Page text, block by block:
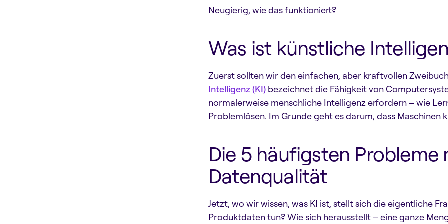
Neugierig, wie das funktioniert?
Was ist künstliche
Zuerst sollten wir den einfachen, aber kraftvollen
Intelligenz (KI) bezeichnet die Fähigkeit von
normalerweise menschliche Intelligenz erfordern – wie
Problemlösen. Im Grunde geht es darum, dass Maschinen
Die 5 häufigsten Probleme
Datenqualität
Jetzt, wo wir wissen, was KI ist, stellt sich die eigentliche
Produktdaten tun? Wie sich herausstellt – eine ganze